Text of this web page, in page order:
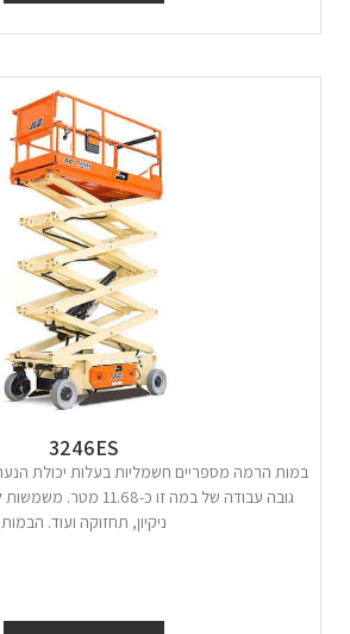
3246ES
במות הרמה מספריים חשמליות בעלות יכולת
גובה עבודה של במה זו כ-
ניקיון, תחזוקה ועוד. הבמות